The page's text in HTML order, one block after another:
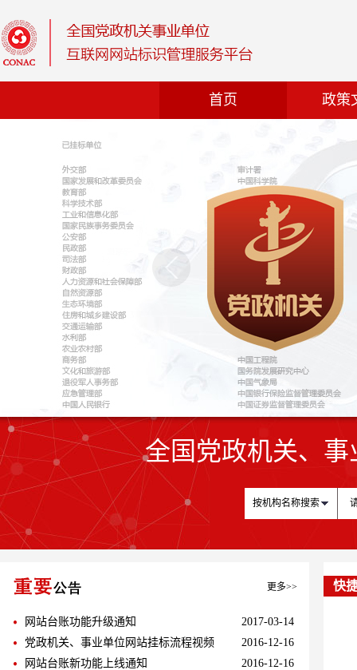
首页 政策
1
全国党政机关、
按机构名称搜索
更多>>
网站台账功能升级通知
2017-03-14
党政机关、事业单位网站挂标流程视频
2016-12-16
网站台账新功能上线通知
2016-12-16
快